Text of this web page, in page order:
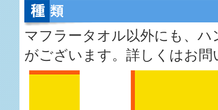
マフラータオル以外にも、
がございます。詳しくはお問